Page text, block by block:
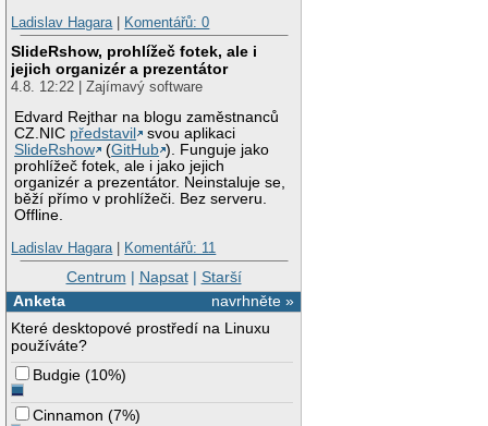
Ladislav Hagara| Komentářů: 0
SlideRshow, prohlížeč fotek, ale i
jejich organizér a prezentátor
4.8. 12:22 | Zajímavý software
Edvard Rejthar na blogu zaměstnanců
CZ.NIC představil
svou aplikaci
SlideRshow
(GitHub ). Funguje jako
prohlížeč fotek, ale i jako jejich
organizér a prezentátor. Neinstaluje se,
běží přímo v prohlížeči. Bez serveru.
Offline.
Ladislav Hagara| Komentářů: 11
Centrum | Napsat| Starší
navrhněte »
Anketa
Které desktopové prostředí na Linuxu
používáte?
Budgie (10%)
Cinnamon (7%)